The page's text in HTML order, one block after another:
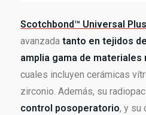
Scotchbond™ Universal Plus
avanzada tanto en tejidos
amplia gama de
cuales incluyen cerámicas
zirconio. Además, su
control posoperatorio, y su